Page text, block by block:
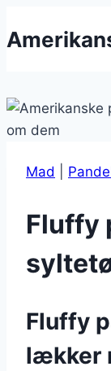
til
Mad
Fluffy
Fluffy
lækker